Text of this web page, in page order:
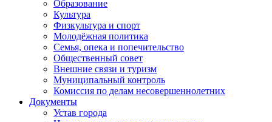
Образование
Культура
Физкультура и спорт
Молодёжная политика
Семья, опека и попечительство
Общественный совет
Внешние связи и туризм
Муниципальный контроль
Комиссия по делам несовершеннолетних
Документы
Устав города